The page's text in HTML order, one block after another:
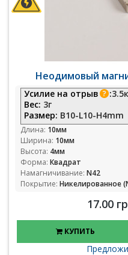
Неодимовый
Усилие на отрыв :
Вес: 3г
Размер: B10-L10-H4mm
Длина: 10мм
Ширина: 10мм
Высота: 4мм
Форма: Квадрат
Намагничивание: N42
Покрытие: Никелированное
17.00
КУПИТЬ